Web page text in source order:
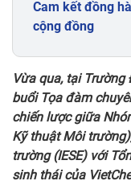
Cam kết đồng
cộng đồng
Vừa qua, tại
buổi Tọa đàm
chiến lược giữa
Kỹ thuật Môi
trường (IESE) với
sinh thái của